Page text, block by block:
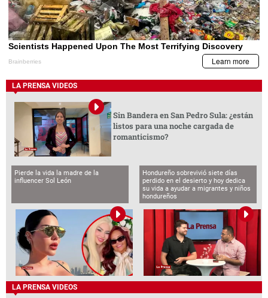
LA PRENSA VIDEOS
Sin Bandera en San Pedro Sula: ¿están
listos para una noche cargada de
romanticismo?
Pierde la vida la madre de la
influencer Sol León
Hondureño sobrevivió siete días
perdido en el desierto y hoy dedica
su vida a ayudar a migrantes y niños
hondureños
LA PRENSA VIDEOS